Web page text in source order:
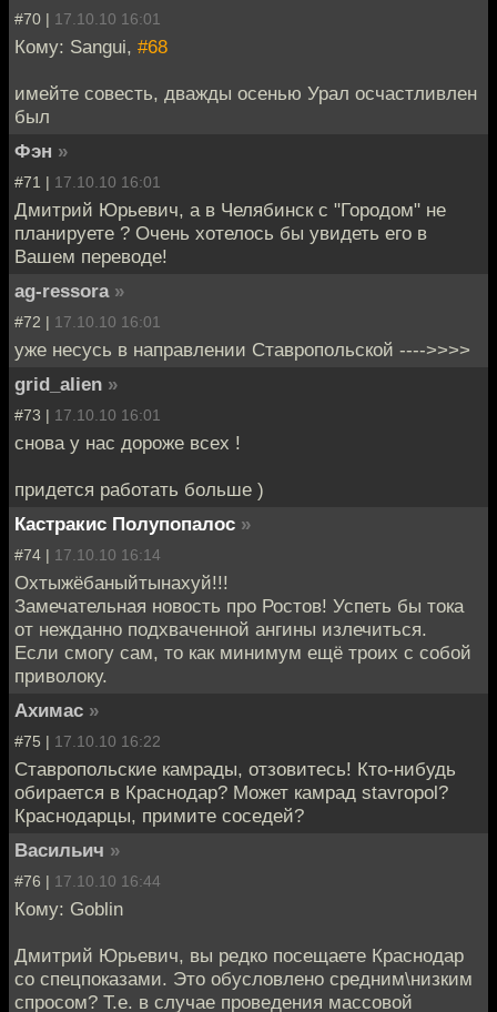
#70 | 17.10.10 16:01
Кому: Sangui, #68
имейте совесть, дважды осенью Урал осчастливлен
был
Фэн »
#71 | 17.10.10 16:01
Дмитрий Юрьевич, а в Челябинск с "Городом" не
планируете ? Очень хотелось бы увидеть его в
Вашем переводе!
ag-ressora »
#72 | 17.10.10 16:01
уже несусь в направлении Ставропольской ---->>>>
grid_alien »
#73 | 17.10.10 16:01
снова у нас дороже всех !
придется работать больше )
Кастракис Полупопалос »
#74 | 17.10.10 16:14
Охтыжёбаныйтынахуй!!!
Замечательная новость про Ростов! Успеть бы тока
от нежданно подхваченной ангины излечиться.
Если смогу сам, то как минимум ещё троих с собой
приволоку.
Ахимас »
#75 | 17.10.10 16:22
Ставропольские камрады, отзовитесь! Кто-нибудь
обирается в Краснодар? Может камрад stavropol?
Краснодарцы, примите соседей?
Васильич »
#76 | 17.10.10 16:44
Кому: Goblin
Дмитрий Юрьевич, вы редко посещаете Краснодар
со спецпоказами. Это обусловлено средним\низким
спросом? Т.е. в случае проведения массовой